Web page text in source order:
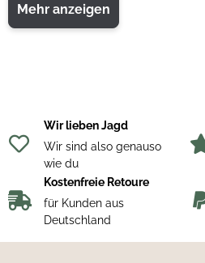
Die doppelt mit Loden gefütterte
Nackenbereich sorgt für
Mehr anzeigen
Wir lieben Jagd
Wir sind also genauso
wie du
Kostenfreie Retoure
für Kunden aus
Deutschland